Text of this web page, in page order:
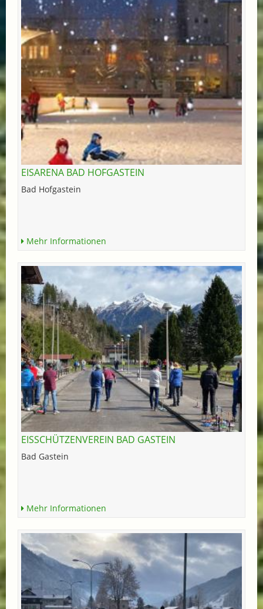
EISARENA BAD HOFGASTEIN
Bad Hofgastein
Mehr Informationen
EISSCHÜTZENVEREIN BAD GASTEIN
Bad Gastein
Mehr Informationen